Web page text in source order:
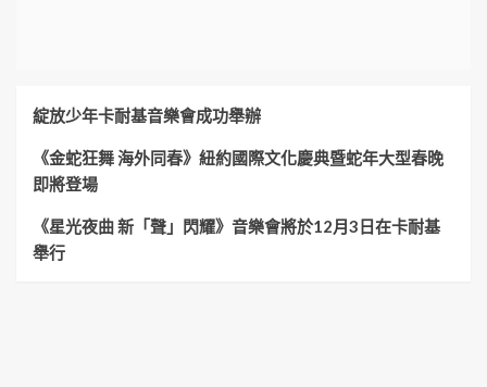
綻放少年卡耐基音樂會成功舉辦
《金蛇狂舞 海外同春》紐約國際文化慶典暨蛇年大型春晚
即將登場
《星光夜曲 新「聲」閃耀》音樂會將於12月3日在卡耐基
舉行